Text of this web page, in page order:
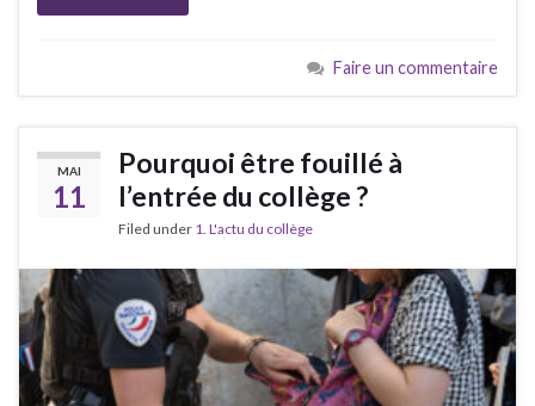
Faire un commentaire
MAI
11
Pourquoi être fouillé à
l’entrée du collège ?
Filed under 1. L'actu du collège